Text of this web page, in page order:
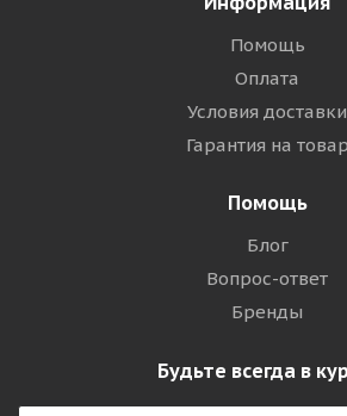
Помощь
Оплата
Условия доставки
Гарантия на товар
Помощь
Блог
Вопрос-ответ
Бренды
Будьте всегда в